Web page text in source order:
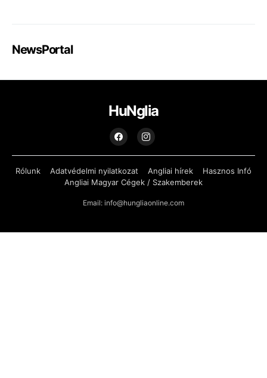
NewsPortal
HuNglia
Rólunk Adatvédelmi nyilatkozat Angliai hírek
Hasznos Infó
Angliai Magyar Cégek / Szakemberek
Email: info@hungliaonline.com